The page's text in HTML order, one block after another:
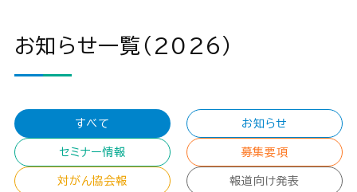
お知らせ一覧（2026）
すべて お知らせ
セミナー情報 募集要項
対がん協会報 報道向け発表